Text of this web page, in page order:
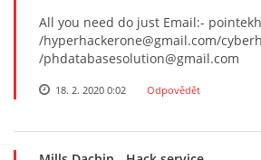
All you need do just Email:-
/hyperhackerone@gmail.com/
/phdatabasesolution@gmail.com
18. 2. 2020 0:02 Odpovědět